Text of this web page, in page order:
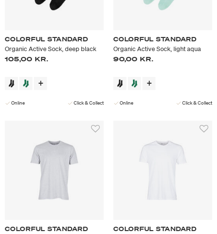
COLORFUL STANDARD
Organic Active Sock, deep black
105,00 KR.
Online Click & Collect
COLORFUL STANDARD
Organic Active Sock, light aqua
90,00 KR.
Online Click & Collect
COLORFUL STANDARD
COLORFUL STANDARD